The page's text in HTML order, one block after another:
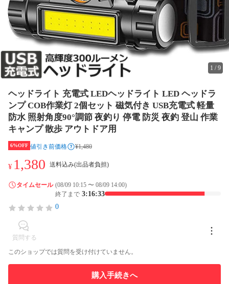
1 /9
ヘッドライト 充電式 LEDヘッドライト LED ヘッドラ
ンプ COB作業灯 2個セット 磁気付き USB充電式 軽量
防水 照射角度90°調節 夜釣り 停電 防災 夜釣 登山 作業
キャンプ 散歩 アウトドア用
6%OFF 値引き前価格 ¥1,480
¥ 1,380 送料込み(出品者負担)
タイムセール (08/09 10:15 〜 08/09 14:00)
終了まで 3:16:33
0
質問する
このショップでは質問を受け付けていません。
購入手続きへ